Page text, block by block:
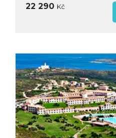
22 290 Kč